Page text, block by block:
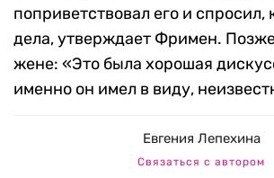
поприветствовал его и спросил,
дела, утверждает Фримен.
жене: «Это была хорошая
именно он имел в виду,
Евгения Лепехина
Связаться с автором